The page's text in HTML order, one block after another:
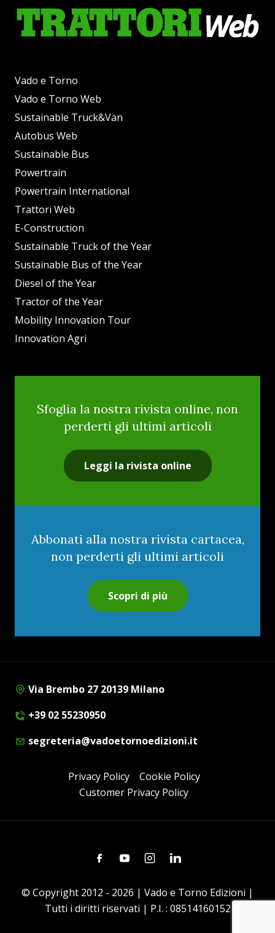
Vado e Torno
Vado e Torno Web
Sustainable Truck&Van
Autobus Web
Sustainable Bus
Powertrain
Powertrain International
Trattori Web
E-Construction
Sustainable Truck of the Year
Sustainable Bus of the Year
Diesel of the Year
Tractor of the Year
Mobility Innovation Tour
Innovation Agri
Sfoglia la nostra rivista online, non
perderti gli ultimi articoli
Leggi la rivista online
Abbonati alla nostra rivista cartacea,
non perderti gli ultimi articoli
Scopri di più
Via Brembo 27 20139 Milano
+39 02 55230950
segreteria@vadoetornoedizioni.it
Privacy Policy
Cookie Policy
Customer Privacy Policy
FacebookYoutubeInstagramLinkedin
© Copyright 2012 - 2026 | Vado e Torno Edizioni |
Tutti i diritti riservati | P.I. : 08514160152